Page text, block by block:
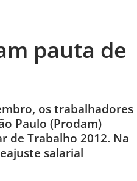
pauta de
os trabalhadores
Paulo (Prodam)
de Trabalho 2012. Na
salarial